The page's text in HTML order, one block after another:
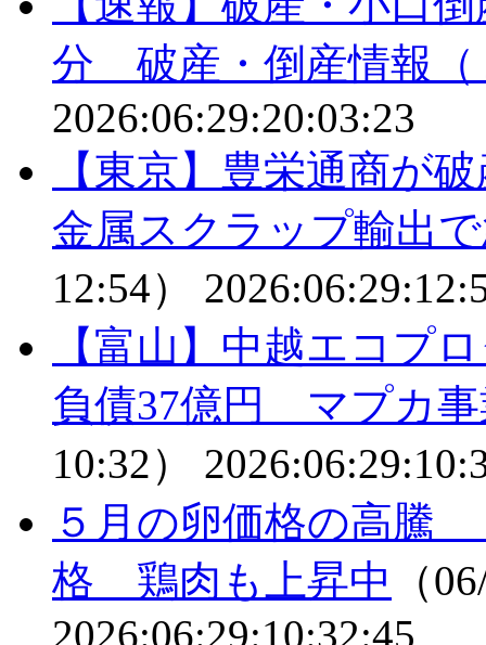
分 破産・倒産情報（
2026:06:29:20:03:23
【東京】豊栄通商が
金属スクラップ輸出
12:54）
【富山】中越エコプ
負債37億円 マプカ事
10:32）
５月の卵価格の高騰
格 鶏肉も上昇中
（
2026:06:29:10:32:45